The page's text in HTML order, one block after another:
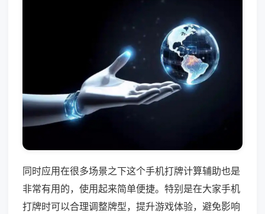
同时应用在很多场景之下这个手机打牌计算辅助也是
非常有用的，使用起来简单便捷。特别是在大家手机
打牌时可以合理调整牌型，提升游戏体验，避免影响